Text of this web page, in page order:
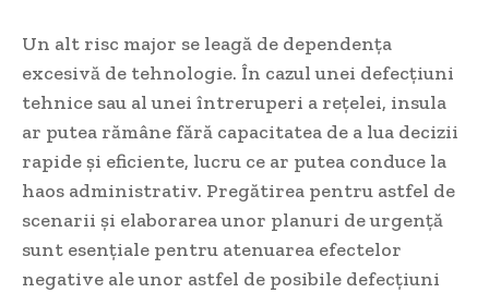
Un alt risc major se leagă de dependența
excesivă de tehnologie. În cazul unei defecțiuni
tehnice sau al unei întreruperi a rețelei, insula
ar putea rămâne fără capacitatea de a lua decizii
rapide și eficiente, lucru ce ar putea conduce la
haos administrativ. Pregătirea pentru astfel de
scenarii și elaborarea unor planuri de urgență
sunt esențiale pentru atenuarea efectelor
negative ale unor astfel de posibile defecțiuni